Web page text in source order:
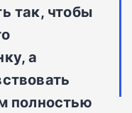
так, чтобы
а
полностью